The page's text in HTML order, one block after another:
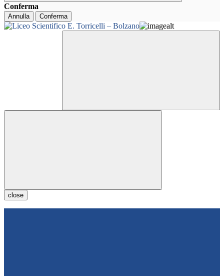
Conferma
Annulla Conferma
close